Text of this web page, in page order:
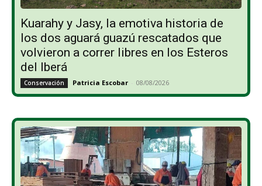
Kuarahy y Jasy, la emotiva historia de
los dos aguará guazú rescatados que
volvieron a correr libres en los Esteros
del Iberá
Conservación Patricia Escobar - 08/08/2026